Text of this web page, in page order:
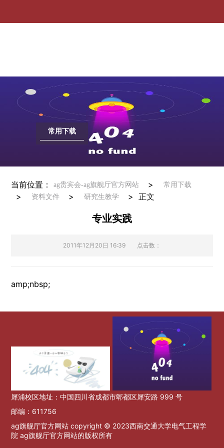
常用下载
当前位置： ag贵宾会-ag旗舰厅官方网站 >常用下载
> 资料文件 >研究生教学 > 正文
专业实践
2011年12月20日 16:39 点击数：
amp;nbsp;
犀浦校区地址：中国四川省成都市郫都区犀安路 999 号
邮编：611756
ag旗舰厅官方网站 copyright © 2023西南交通大学电气工程学
院 ag旗舰厅官方网站的版权所有